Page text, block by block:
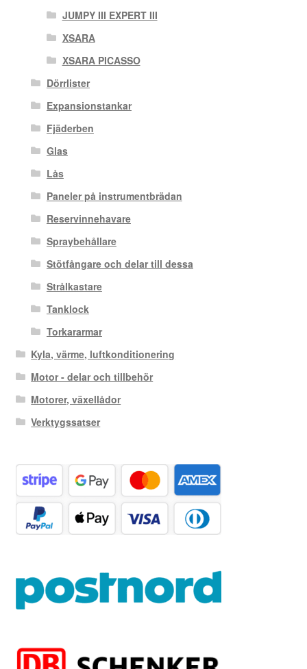
JUMPY III EXPERT III
XSARA
XSARA PICASSO
Dörrlister
Expansionstankar
Fjäderben
Glas
Lås
Paneler på instrumentbrädan
Reservinnehavare
Spraybehållare
Stötfångare och delar till dessa
Strålkastare
Tanklock
Torkararmar
Kyla, värme, luftkonditionering
Motor - delar och tillbehör
Motorer, växellådor
Verktygssatser